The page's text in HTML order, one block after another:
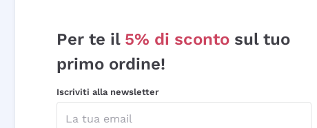
Per te il 5% di sconto sul tuo
primo ordine!
Iscriviti alla newsletter